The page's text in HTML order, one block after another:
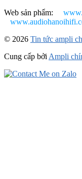
Web sản phẩm:
© 2026 Tin tức ampli
Cung cấp bởi Ampli